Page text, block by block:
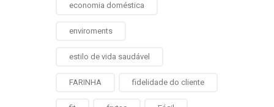
economia doméstica
enviroments
estilo de vida saudável
FARINHA fidelidade do cliente